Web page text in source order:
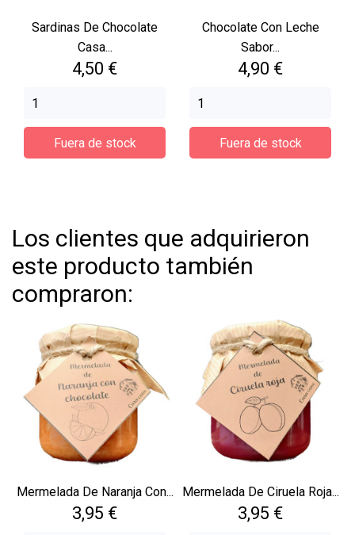
Sardinas De Chocolate
Casa...
Precio
4,50 €
Fuera de stock
Chocolate Con Leche
Sabor...
Precio
4,90 €
Fuera de stock
Los clientes que adquirieron
este producto también
compraron:
Mermelada De Naranja Con...
Precio
3,95 €
Mermelada De Ciruela Roja...
Precio
3,95 €